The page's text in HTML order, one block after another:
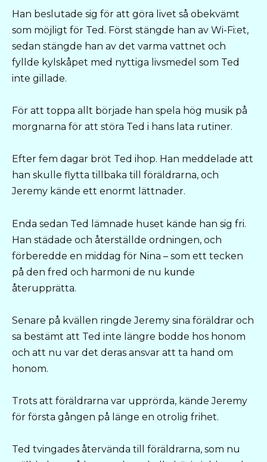
Han beslutade sig för att göra livet så obekvämt
som möjligt för Ted. Först stängde han av Wi-Fi:et,
sedan stängde han av det varma vattnet och
fyllde kylskåpet med nyttiga livsmedel som Ted
inte gillade.
För att toppa allt började han spela hög musik på
morgnarna för att störa Ted i hans lata rutiner.
Efter fem dagar bröt Ted ihop. Han meddelade att
han skulle flytta tillbaka till föräldrarna, och
Jeremy kände ett enormt lättnader.
Enda sedan Ted lämnade huset kände han sig fri.
Han städade och återställde ordningen, och
förberedde en middag för Nina – som ett tecken
på den fred och harmoni de nu kսnde
återupprätta.
Senare på kvällen ringde Jeremy sina föräldrar och
sa bestämt att Ted inte längre bodde hos honom
och att nu var det deras ansvar att ta hand om
honom.
Trots att föräldrarna var upprörda, kände Jeremy
för första gången på länge en otrolig frihet.
Ted tvingades återvända till föräldrarna, som nu